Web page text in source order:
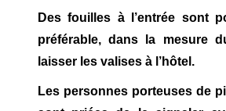
Des fouilles à l’entrée sont
préférable, dans la mesure
laisser les valises à l’hôtel.
Les personnes porteuses de